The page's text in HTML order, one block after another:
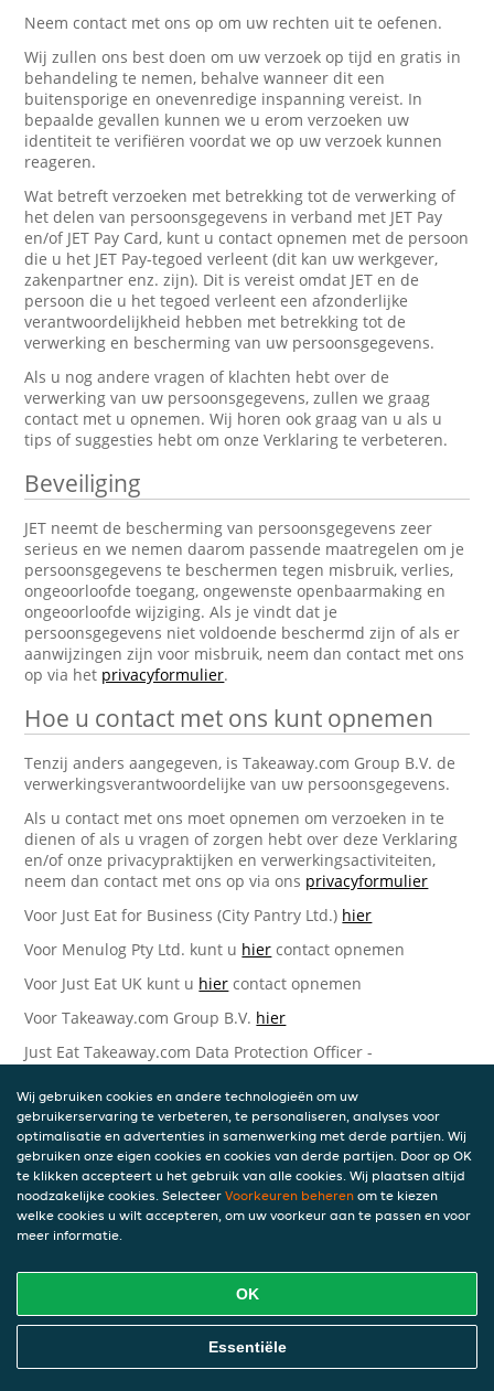
Neem contact met ons op om uw rechten uit te oefenen.
Wij zullen ons best doen om uw verzoek op tijd en gratis in
behandeling te nemen, behalve wanneer dit een
buitensporige en onevenredige inspanning vereist. In
bepaalde gevallen kunnen we u erom verzoeken uw
identiteit te verifiëren voordat we op uw verzoek kunnen
reageren.
Wat betreft verzoeken met betrekking tot de verwerking of
het delen van persoonsgegevens in verband met JET Pay
en/of JET Pay Card, kunt u contact opnemen met de persoon
die u het JET Pay-tegoed verleent (dit kan uw werkgever,
zakenpartner enz. zijn). Dit is vereist omdat JET en de
persoon die u het tegoed verleent een afzonderlijke
verantwoordelijkheid hebben met betrekking tot de
verwerking en bescherming van uw persoonsgegevens.
Als u nog andere vragen of klachten hebt over de
verwerking van uw persoonsgegevens, zullen we graag
contact met u opnemen. Wij horen ook graag van u als u
tips of suggesties hebt om onze Verklaring te verbeteren.
Beveiliging
JET neemt de bescherming van persoonsgegevens zeer
serieus en we nemen daarom passende maatregelen om je
persoonsgegevens te beschermen tegen misbruik, verlies,
ongeoorloofde toegang, ongewenste openbaarmaking en
ongeoorloofde wijziging. Als je vindt dat je
persoonsgegevens niet voldoende beschermd zijn of als er
aanwijzingen zijn voor misbruik, neem dan contact met ons
op via het privacyformulier.
Hoe u contact met ons kunt opnemen
Tenzij anders aangegeven, is Takeaway.com Group B.V. de
verwerkingsverantwoordelijke van uw persoonsgegevens.
Als u contact met ons moet opnemen om verzoeken in te
dienen of als u vragen of zorgen hebt over deze Verklaring
en/of onze privacypraktijken en verwerkingsactiviteiten,
neem dan contact met ons op via ons privacyformulier
Voor Just Eat for Business (City Pantry Ltd.) hier
Voor Menulog Pty Ltd. kunt u hier contact opnemen
Voor Just Eat UK kunt u hier contact opnemen
Voor Takeaway.com Group B.V. hier
Just Eat Takeaway.com Data Protection Officer -
Piet Heinkade 61
1019 GM Amsterdam
Nederland
Bijgewerkte versies van deze
Privacyverklaring
Wij kunnen deze Verklaring van tijd tot tijd bijwerken als
reactie op veranderende juridische, technische of zakelijke
ontwikkelingen. Wanneer wij onze Privacyverklaring
bijwerken, zullen wij passende maatregelen nemen om u
op de hoogte te brengen, in overeenstemming met het
Wij gebruiken cookies en andere technologieën om uw
gebruikerservaring te verbeteren, te personaliseren, analyses voor
optimalisatie en advertenties in samenwerking met derde partijen. Wij
gebruiken onze eigen cookies en cookies van derde partijen. Door op OK
te klikken accepteert u het gebruik van alle cookies. Wij plaatsen altijd
noodzakelijke cookies. Selecteer Voorkeuren beheren om te kiezen
welke cookies u wilt accepteren, om uw voorkeur aan te passen en voor
meer informatie.
OK
Essentiële